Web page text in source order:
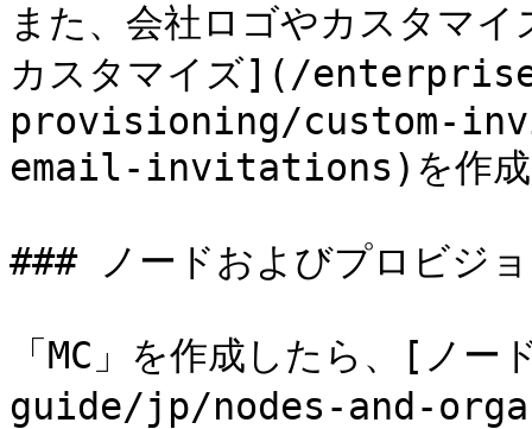
また、会社ロゴやカスタマ
カスタマイズ](/
provisioning/custom-
email-invitations)を作成
### ノードおよびプロビジ
「MC」を作成したら、[
guide/jp/nodes-and-